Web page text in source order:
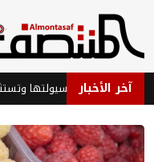
آخر الأخبار